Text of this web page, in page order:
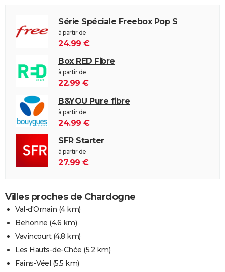
Série Spéciale Freebox Pop S
à partir de
24.99 €
Box RED Fibre
à partir de
22.99 €
B&YOU Pure fibre
à partir de
24.99 €
SFR Starter
à partir de
27.99 €
Villes proches de Chardogne
Val-d'Ornain (4 km)
Behonne (4.6 km)
Vavincourt(4.8 km)
Les Hauts-de-Chée (5.2 km)
Fains-Véel (5.5 km)